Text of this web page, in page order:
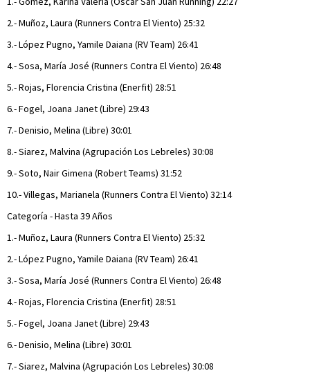
2.- Muñoz, Laura (Runners Contra El Viento) 25:32
3.- López Pugno, Yamile Daiana (RV Team) 26:41
4.- Sosa, María José (Runners Contra El Viento) 26:48
5.- Rojas, Florencia Cristina (Enerfit) 28:51
6.- Fogel, Joana Janet (Libre) 29:43
7.- Denisio, Melina (Libre) 30:01
8.- Siarez, Malvina (Agrupación Los Lebreles) 30:08
9.- Soto, Nair Gimena (Robert Teams) 31:52
10.- Villegas, Marianela (Runners Contra El Viento) 32:14
Categoría - Hasta 39 Años
1.- Muñoz, Laura (Runners Contra El Viento) 25:32
2.- López Pugno, Yamile Daiana (RV Team) 26:41
3.- Sosa, María José (Runners Contra El Viento) 26:48
4.- Rojas, Florencia Cristina (Enerfit) 28:51
5.- Fogel, Joana Janet (Libre) 29:43
6.- Denisio, Melina (Libre) 30:01
7.- Siarez, Malvina (Agrupación Los Lebreles) 30:08